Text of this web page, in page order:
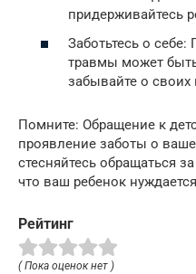
придерживайтесь
Заботьтесь о
травмы может
забывайте о своих
Помните: Обращение к
проявление заботы о
стесняйтесь обращаться
что ваш ребенок
Рейтинг
( Пока оценок нет )